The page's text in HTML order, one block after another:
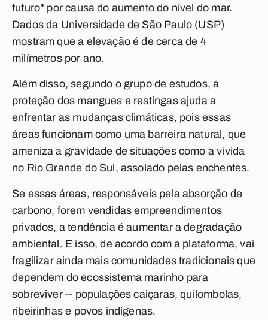
futuro" por causa do aumento do nível do mar.
Dados da Universidade de São Paulo (USP)
mostram que a elevação é de cerca de 4
milímetros por ano.
Além disso, segundo o grupo de estudos, a
proteção dos mangues e restingas ajuda a
enfrentar as mudanças climáticas, pois essas
áreas funcionam como uma barreira natural, que
ameniza a gravidade de situações como a vivida
no Rio Grande do Sul, assolado pelas enchentes.
Se essas áreas, responsáveis pela absorção de
carbono, forem vendidas empreendimentos
privados, a tendência é aumentar a degradação
ambiental. E isso, de acordo com a plataforma, vai
fragilizar ainda mais comunidades tradicionais que
dependem do ecossistema marinho para
sobreviver -- populações caiçaras, quilombolas,
ribeirinhas e povos indígenas.